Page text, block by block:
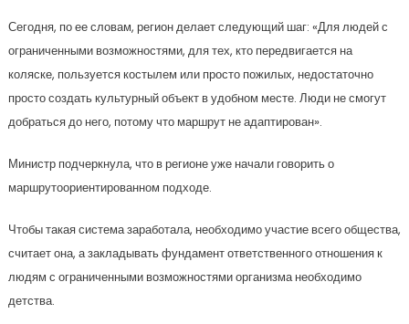
Сегодня, по ее словам, регион делает следующий шаг: «Для людей с
ограниченными возможностями, для тех, кто передвигается на
коляске, пользуется костылем или просто пожилых, недостаточно
просто создать культурный объект в удобном месте. Люди не смогут
добраться до него, потому что маршрут не адаптирован».
Министр подчеркнула, что в регионе уже начали говорить о
маршрутоориентированном подходе.
Чтобы такая система заработала, необходимо участие всего общества,
считает она, а закладывать фундамент ответственного отношения к
людям с ограниченными возможностями организма необходимо
детства.